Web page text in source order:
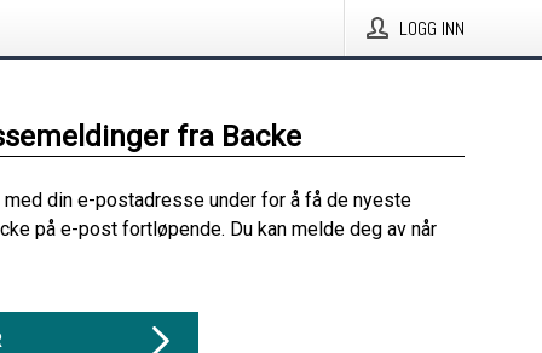
LOGG INN
fra Backe
din e-postadresse under for å få de nyeste
på e-post fortløpende. Du kan melde deg av når